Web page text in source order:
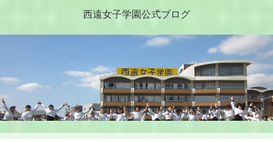
西遠女子学園公式ブログ